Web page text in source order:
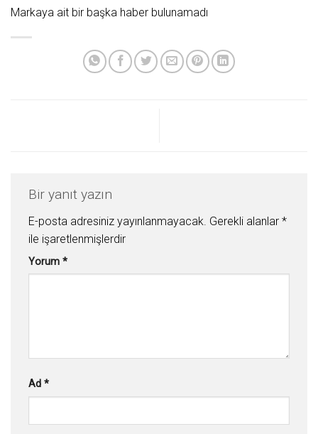
Markaya ait bir başka haber bulunamadı
Bir yanıt yazın
E-posta adresiniz yayınlanmayacak. Gerekli alanlar *
ile işaretlenmişlerdir
Yorum *
Ad *